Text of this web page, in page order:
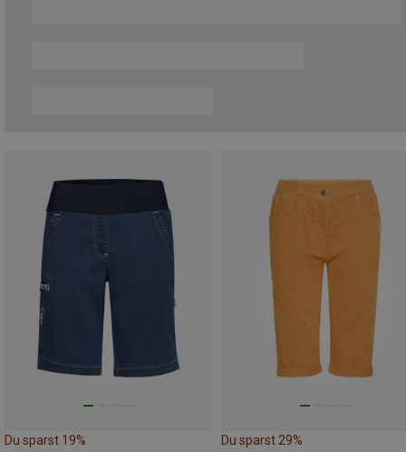
Du sparst 19% Du sparst 29%